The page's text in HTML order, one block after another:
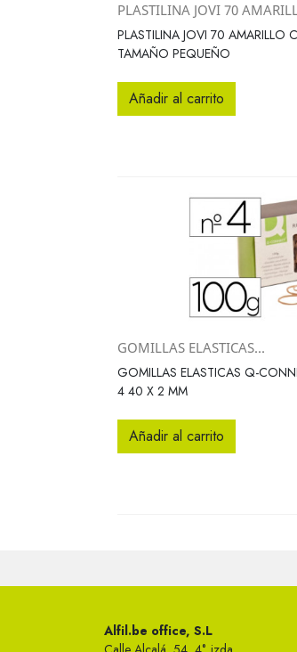
 Vista
PLASTILINA JOVI 70
PLASTILINA JOVI 70 AMARILLO
TAMAÑO PEQUEÑO
Añadir al carrito
 Vista
GOMILLAS ELASTICAS...
GOMILLAS ELASTICAS Q-
4 40 X 2 MM
Añadir al carrito
Alfil.be office, S.L